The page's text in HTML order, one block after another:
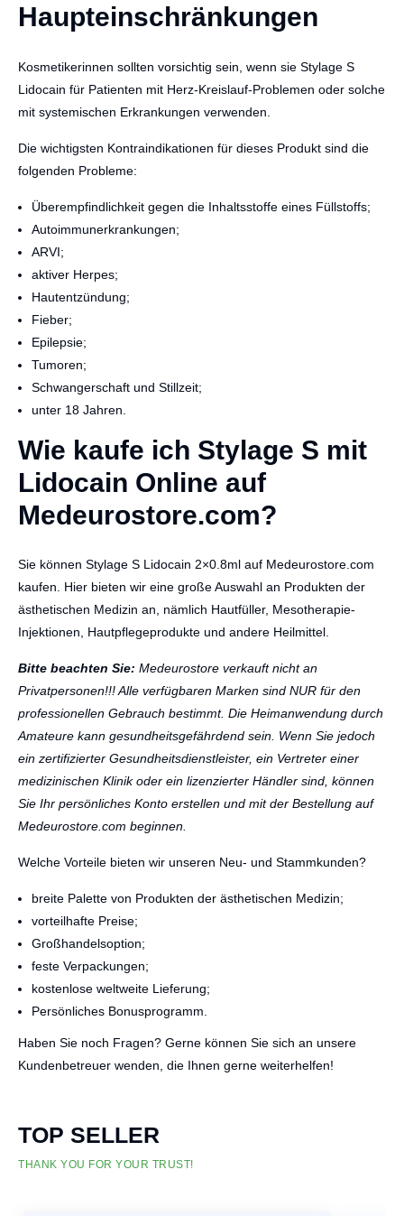
Haupteinschränkungen
Kosmetikerinnen sollten vorsichtig sein, wenn sie Stylage S
Lidocain für Patienten mit Herz-Kreislauf-Problemen oder solche
mit systemischen Erkrankungen verwenden.
Die wichtigsten Kontraindikationen für dieses Produkt sind die
folgenden Probleme:
Überempfindlichkeit gegen die Inhaltsstoffe eines Füllstoffs;
Autoimmunerkrankungen;
ARVI;
aktiver Herpes;
Hautentzündung;
Fieber;
Epilepsie;
Tumoren;
Schwangerschaft und Stillzeit;
unter 18 Jahren.
Wie kaufe ich Stylage S mit
Lidocain Online auf
Medeurostore.com?
Sie können Stylage S Lidocain 2×0.8ml auf Medeurostore.com
kaufen. Hier bieten wir eine große Auswahl an Produkten der
ästhetischen Medizin an, nämlich Hautfüller, Mesotherapie-
Injektionen, Hautpflegeprodukte und andere Heilmittel.
Bitte beachten Sie: Medeurostore verkauft nicht an
Privatpersonen!!! Alle verfügbaren Marken sind NUR für den
professionellen Gebrauch bestimmt. Die Heimanwendung durch
Amateure kann gesundheitsgefährdend sein. Wenn Sie jedoch
ein zertifizierter Gesundheitsdienstleister, ein Vertreter einer
medizinischen Klinik oder ein lizenzierter Händler sind, können
Sie Ihr persönliches Konto erstellen und mit der Bestellung auf
Medeurostore.com beginnen.
Welche Vorteile bieten wir unseren Neu- und Stammkunden?
breite Palette von Produkten der ästhetischen Medizin;
vorteilhafte Preise;
Großhandelsoption;
feste Verpackungen;
kostenlose weltweite Lieferung;
Persönliches Bonusprogramm.
Haben Sie noch Fragen? Gerne können Sie sich an unsere
Kundenbetreuer wenden, die Ihnen gerne weiterhelfen!
TOP SELLER
THANK YOU FOR YOUR TRUST!